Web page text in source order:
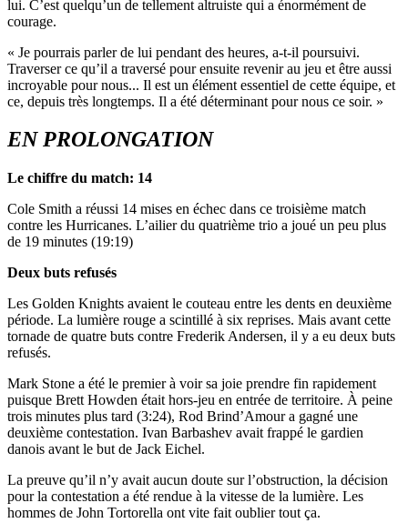
lui. C’est quelqu’un de tellement altruiste qui a énormément de
courage.
« Je pourrais parler de lui pendant des heures, a-t-il poursuivi.
Traverser ce qu’il a traversé pour ensuite revenir au jeu et être aussi
incroyable pour nous... Il est un élément essentiel de cette équipe, et
ce, depuis très longtemps. Il a été déterminant pour nous ce soir. »
EN PROLONGATION
Le chiffre du match: 14
Cole Smith a réussi 14 mises en échec dans ce troisième match
contre les Hurricanes. L’ailier du quatrième trio a joué un peu plus
de 19 minutes (19:19)
Deux buts refusés
Les Golden Knights avaient le couteau entre les dents en deuxième
période. La lumière rouge a scintillé à six reprises. Mais avant cette
tornade de quatre buts contre Frederik Andersen, il y a eu deux buts
refusés.
Mark Stone a été le premier à voir sa joie prendre fin rapidement
puisque Brett Howden était hors-jeu en entrée de territoire. À peine
trois minutes plus tard (3:24), Rod Brind’Amour a gagné une
deuxième contestation. Ivan Barbashev avait frappé le gardien
danois avant le but de Jack Eichel.
La preuve qu’il n’y avait aucun doute sur l’obstruction, la décision
pour la contestation a été rendue à la vitesse de la lumière. Les
hommes de John Tortorella ont vite fait oublier tout ça.